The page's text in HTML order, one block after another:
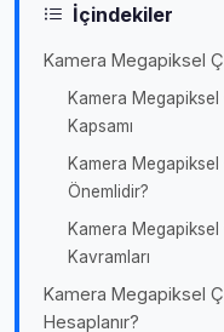
İçindekiler
Kamera Megapiksel
Kamera Megapiksel
Kapsamı
Kamera
Önemlidir?
Kamera
Kavramları
Kamera Megapiksel
Hesaplanır?